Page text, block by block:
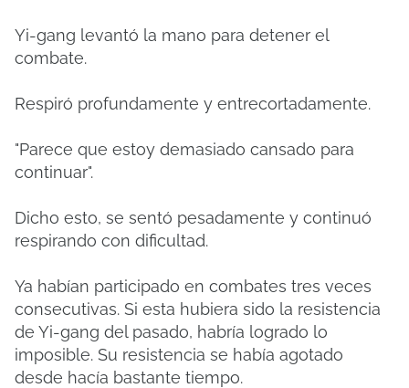
Yi-gang levantó la mano para detener el
combate.
Respiró profundamente y entrecortadamente.
"Parece que estoy demasiado cansado para
continuar".
Dicho esto, se sentó pesadamente y continuó
respirando con dificultad.
Ya habían participado en combates tres veces
consecutivas. Si esta hubiera sido la resistencia
de Yi-gang del pasado, habría logrado lo
imposible. Su resistencia se había agotado
desde hacía bastante tiempo.